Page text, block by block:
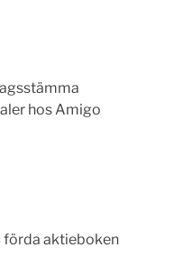
hos Amigo
förda aktieboken